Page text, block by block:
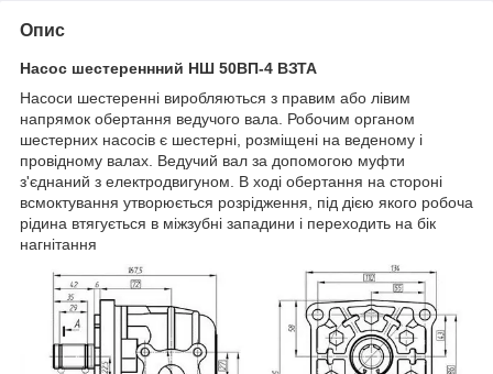
Опис
Насос шестереннний НШ 50ВП-4 ВЗТА
Насоси шестеренні виробляються з правим або лівим
напрямок обертання ведучого вала. Робочим органом
шестерних насосів є шестерні, розміщені на веденому і
провідному валах. Ведучий вал за допомогою муфти
з'єднаний з електродвигуном. В ході обертання на стороні
всмоктування утворюється розрідження, під дією якого робоча
рідина втягується в міжзубні западини і переходить на бік
нагнітання